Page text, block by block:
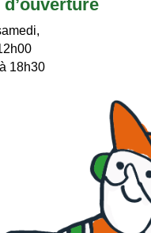
18h30